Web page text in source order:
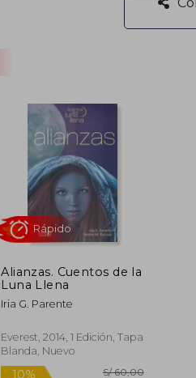
Alianzas. Cuentos de la
Luna Llena
Iria G. Parente
Everest, 2014, 1 Edición, Tapa
Blanda, Nuevo